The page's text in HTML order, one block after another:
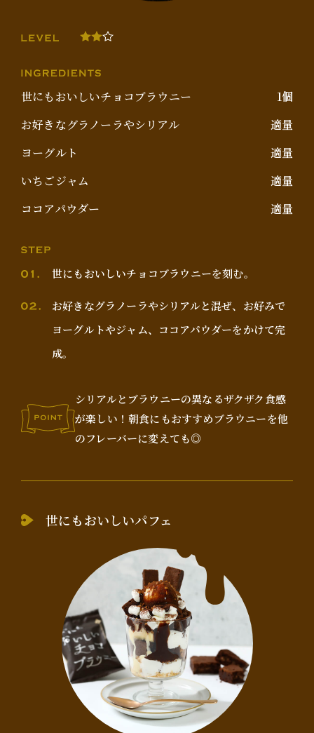
世にもおいしいチョコブラウニー
1個
お好きなグラノーラやシリアル
適量
ヨーグルト
適量
いちごジャム
適量
ココアパウダー
適量
世にもおいしいチョコブラウニーを刻む。
お好きなグラノーラやシリアルと混ぜ、お好みで
ヨーグルトやジャム、ココアパウダーをかけて完
成。
シリアルとブラウニーの異なるザクザク食感
が楽しい！朝食にもおすすめブラウニーを他
のフレーバーに変えても◎
世にもおいしいパフェ